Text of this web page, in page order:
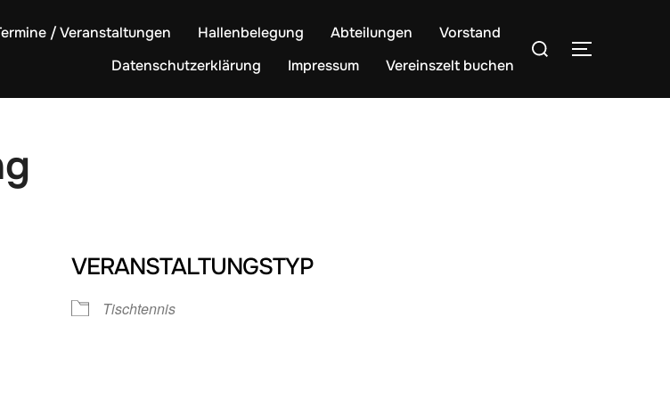
/ Veranstaltungen Hallenbelegung Abteilungen
Vorstand
Datenschutzerklärung
Impressum Vereinszelt buchen
Suchen
VERANSTALTUNGSTYP
Tischtennis